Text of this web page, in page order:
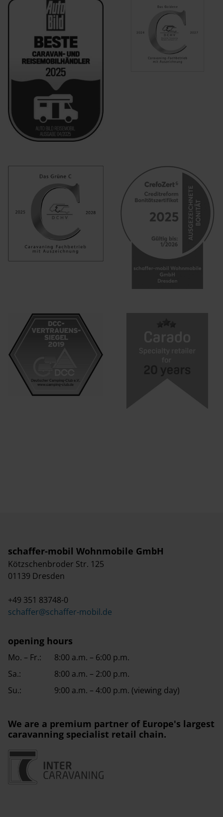
schaffer-mobil Wohnmobile GmbH
Kötzschenbroder Str. 125
01139 Dresden
+49 351 83748-0
schaffer@schaffer-mobil.de
opening hours
Mo. – Fr.:
8:00 a.m. – 6:00 p.m.
Sa.:
8:00 a.m. – 2:00 p.m.
Su.:
9:00 a.m. – 4:00 p.m. (viewing day)
We are a premium partner of Europe's largest
caravanning specialist retail chain.